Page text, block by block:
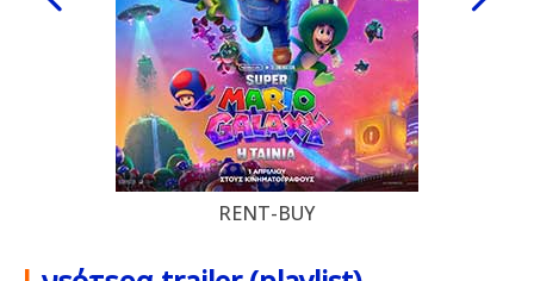
RENT-BUY